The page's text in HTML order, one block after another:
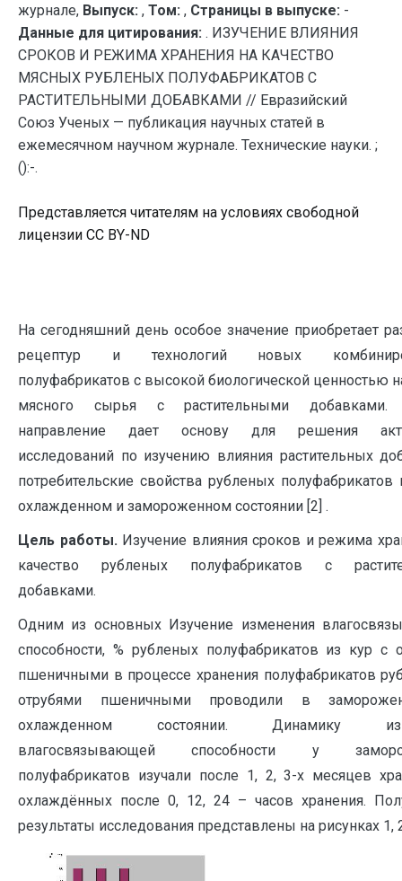
журнале, Выпуск: , Том: , Страницы в выпуске: -
Данные для цитирования: . ИЗУЧЕНИЕ ВЛИЯНИЯ
СРОКОВ И РЕЖИМА ХРАНЕНИЯ НА КАЧЕСТВО
МЯСНЫХ РУБЛЕНЫХ ПОЛУФАБРИКАТОВ С
РАСТИТЕЛЬНЫМИ ДОБАВКАМИ // Евразийский
Союз Ученых — публикация научных статей в
ежемесячном научном журнале. Технические науки. ;
():-.
Представляется читателям на условиях свободной
лицензии CC BY-ND
На сегодняшний день особое значение приобретает
рецептур и технологий новых
полуфабрикатов с высокой биологической ценностью
мясного сырья с растительными добавками.
направление дает основу для решения
исследований по изучению влияния растительных
потребительские свойства рубленых
охлажденном и замороженном состоянии [2] .
Цель работы. Изучение влияния сроков и режима
качество рубленых полуфабрикатов с
добавками.
Одним из основных Изучение изменения
способности, % рубленых полуфабрикатов из кур с
пшеничными в процессе хранения полуфабрикатов
отрубями пшеничными проводили в
охлажденном состоянии. Динамику
влагосвязывающей способности у
полуфабрикатов изучали после 1, 2, 3-х месяцев
охлаждённых после 0, 12, 24 – часов хранения.
результаты исследования представлены на рисунках 1,